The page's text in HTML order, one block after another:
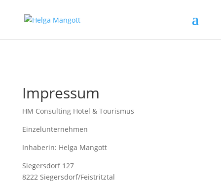
Impressum
HM Consulting Hotel & Tourismus
Einzelunternehmen
Inhaberin: Helga Mangott
Siegersdorf 127
8222 Siegersdorf/Feistritztal